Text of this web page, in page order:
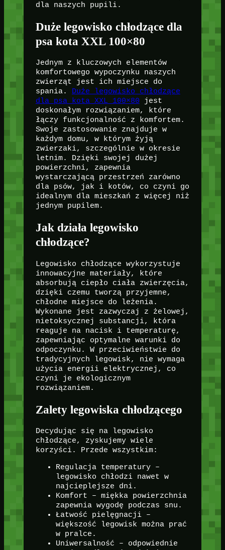
dla naszych pupili.
Duże legowisko chłodzące dla
psa kota XXL 100×80
Jednym z kluczowych elementów
komfortowego wypoczynku naszych
zwierząt jest ich miejsce do
spania.
Duże legowisko chłodzące
dla psa kota XXL 100×80 jest
doskonałym rozwiązaniem, które
łączy funkcjonalność z komfortem.
Swoje zastosowanie znajduje w
każdym domu, w którym żyją
zwierzaki, szczególnie w okresie
letnim. Dzięki swojej dużej
powierzchni, zapewnia
wystarczającą przestrzeń zarówno
dla psów, jak i kotów, co czyni go
idealnym dla mieszkań z więcej niż
jednym pupilem.
Jak działa legowisko
chłodzące?
Legowisko chłodzące wykorzystuje
innowacyjne materiały, które
absorbują ciepło ciała zwierzęcia,
dzięki czemu tworzą przyjemne,
chłodne miejsce do leżenia.
Wykonane jest zazwyczaj z żelowej,
nietoksycznej substancji, która
reaguje na nacisk i temperaturę,
zapewniając optymalne warunki do
odpoczynku. W przeciwieństwie do
tradycyjnych legowisk, nie wymaga
użycia energii elektrycznej, co
czyni je ekologicznym
rozwiązaniem.
Zalety legowiska chłodzącego
Decydując się na legowisko
chłodzące, zyskujemy wiele
korzyści. Przede wszystkim:
Regulacja temperatury –
legowisko chłodzi nawet w
najcieplejsze dni.
Komfort – miękka powierzchnia
zapewnia wygodę podczas snu.
Łatwość pielęgnacji –
większość legowisk można prać
w pralce.
Uniwersalność – odpowiednie